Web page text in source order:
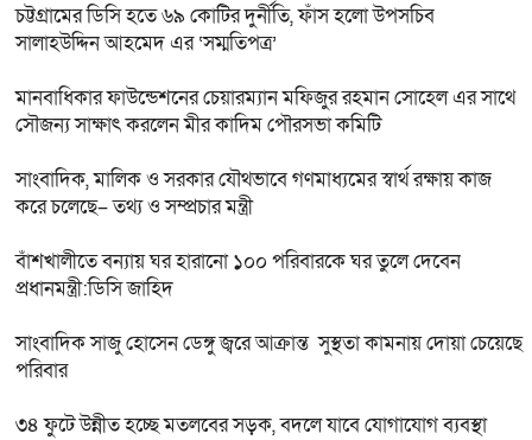
চট্টগ্রামের ডিসি হতে ৬৯ কোটির দুর্নীতি, ফাঁস হলো উপসচিব
সালাহউদ্দিন আহমেদ এর ‘সম্মতিপত্র’
মানবাধিকার ফাউন্ডেশনের চেয়ারম্যান মফিজুর রহমান সোহেল এর সাথে
সৌজন্য সাক্ষাৎ করলেন মীর কাদিম পৌরসভা কমিটি
সাংবাদিক, মালিক ও সরকার যৌথভাবে গণমাধ্যমের স্বার্থ রক্ষায় কাজ
করে চলেছে– তথ্য ও সম্প্রচার মন্ত্রী
বাঁশখালীতে বন্যায় ঘর হারানো ১০০ পরিবারকে ঘর তুলে দেবেন
প্রধানমন্ত্রী:ডিসি জাহিদ
সাংবাদিক সাজু হোসেন ডেঙ্গু জ্বরে আক্রান্ত সুস্থতা কামনায় দোয়া চেয়েছে
পরিবার
৩৪ ফুটে উন্নীত হচ্ছে মতলবের সড়ক, বদলে যাবে যোগাযোগ ব্যবস্থা